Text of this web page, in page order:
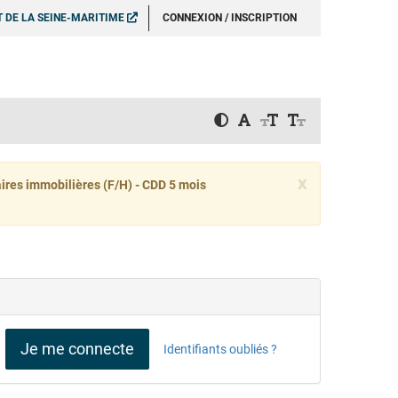
DE LA SEINE-MARITIME CONNEXION / INSCRIPTION
x
immobilières (F/H) - CDD 5 mois
Je me connecte Identifiants oubliés ?